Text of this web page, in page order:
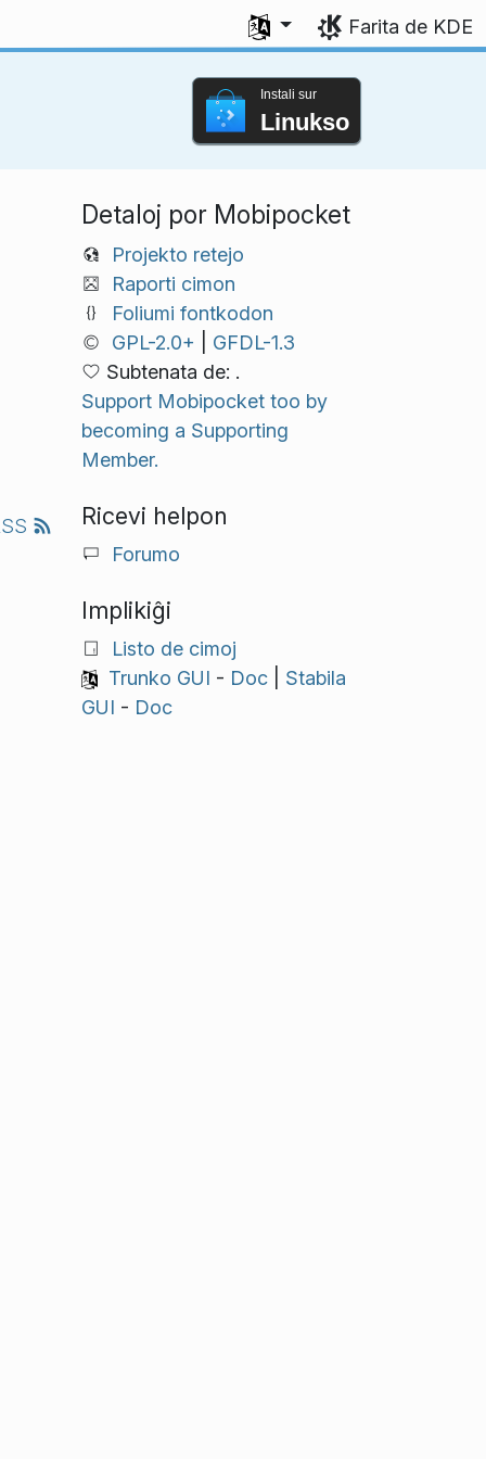
Elektu vian lingvon
Farita de KDE
Instali sur
Linukso
Detaloj por Mobipocket
Projekto retejo
Raporti cimon
Foliumi fontkodon
GPL-2.0+
GFDL-1.3
Subtenata de: .
Support Mobipocket too by
becoming a Supporting
Member.
Ricevi helpon
Forumo
Implikiĝi
Listo de cimoj
Trunko GUI - Doc| Stabila
GUI - Doc